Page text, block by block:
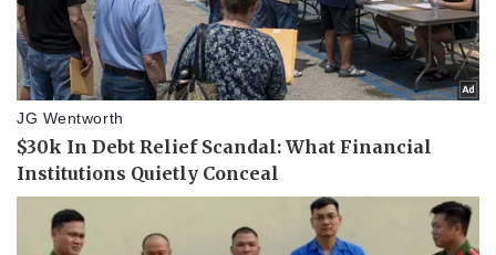
Doanh nghiệp
Thông tin doanh nghiệp
Doanh nghiệp 24h
Doanh nhân
Vì cộng đồng
Công nghệ
Tin Công nghệ
Trải nghiệm
Chuyển đổi số